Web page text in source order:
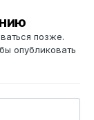
позже.
опубликовать